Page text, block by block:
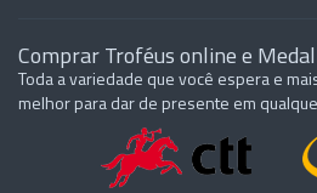
Comprar Troféus online e
Toda a variedade que você espera e
melhor para dar de presente em